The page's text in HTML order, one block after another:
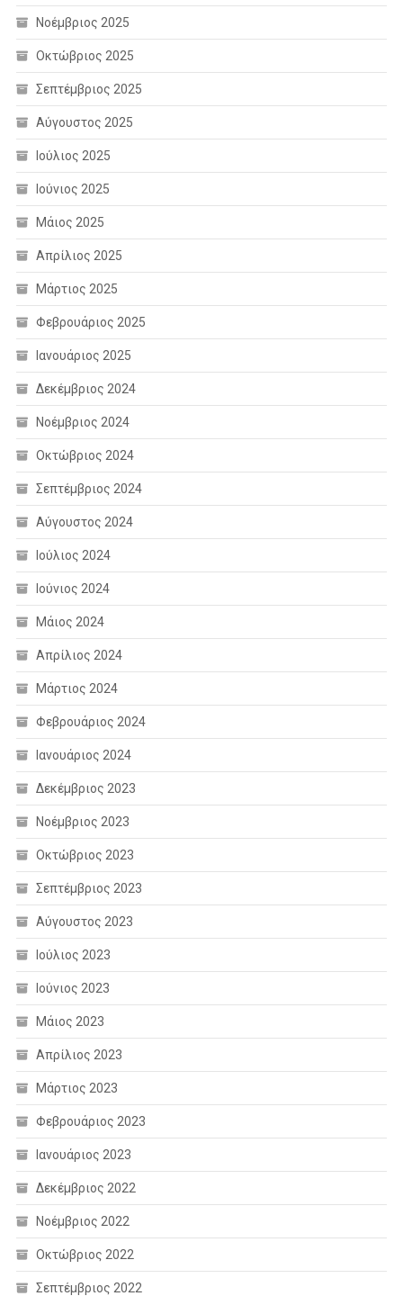
Νοέμβριος 2025
Οκτώβριος 2025
Σεπτέμβριος 2025
Αύγουστος 2025
Ιούλιος 2025
Ιούνιος 2025
Μάιος 2025
Απρίλιος 2025
Μάρτιος 2025
Φεβρουάριος 2025
Ιανουάριος 2025
Δεκέμβριος 2024
Νοέμβριος 2024
Οκτώβριος 2024
Σεπτέμβριος 2024
Αύγουστος 2024
Ιούλιος 2024
Ιούνιος 2024
Μάιος 2024
Απρίλιος 2024
Μάρτιος 2024
Φεβρουάριος 2024
Ιανουάριος 2024
Δεκέμβριος 2023
Νοέμβριος 2023
Οκτώβριος 2023
Σεπτέμβριος 2023
Αύγουστος 2023
Ιούλιος 2023
Ιούνιος 2023
Μάιος 2023
Απρίλιος 2023
Μάρτιος 2023
Φεβρουάριος 2023
Ιανουάριος 2023
Δεκέμβριος 2022
Νοέμβριος 2022
Οκτώβριος 2022
Σεπτέμβριος 2022